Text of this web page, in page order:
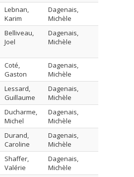
Lebnan,
Karim
Dagenais,
Michèle
Belliveau,
Joel
Dagenais,
Michèle
Coté,
Gaston
Dagenais,
Michèle
Lessard,
Guillaume
Dagenais,
Michèle
Ducharme,
Michel
Dagenais,
Michèle
Durand,
Caroline
Dagenais,
Michèle
Shaffer,
Valérie
Dagenais,
Michèle